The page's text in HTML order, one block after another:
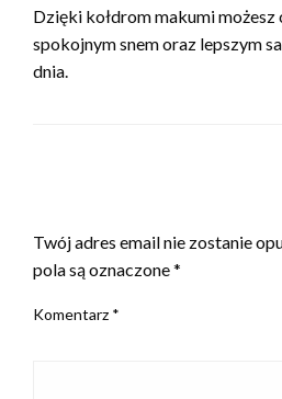
Dzięki kołdrom makumi możesz
spokojnym snem oraz lepszym
dnia.
Twój adres email nie zostanie
pola są oznaczone*
Komentarz *